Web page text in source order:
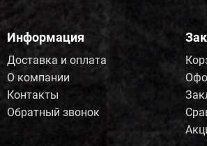
Информация
Доставка и оплата
О компании
Контакты
Обратный звонок